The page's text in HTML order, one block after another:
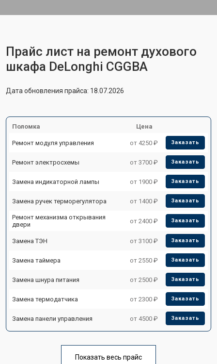
Прайс лист на ремонт духового
шкафа DeLonghi CGGBA
Дата обновления прайса: 18.07.2026
Поломка Цена
Ремонт модуля управления от 4250 ₽ Заказать
Ремонт электросхемы от 3700 ₽ Заказать
Замена индикаторной лампы от 1900 ₽ Заказать
Замена ручек терморегулятора от 1400 ₽ Заказать
Ремонт механизма открывания
двери
от 2400 ₽ Заказать
Замена ТЭН от 3100 ₽ Заказать
Замена таймера от 2550 ₽ Заказать
Замена шнура питания от 2500 ₽ Заказать
Замена термодатчика от 2300 ₽ Заказать
Замена панели управления от 4500 ₽ Заказать
Показать весь прайс